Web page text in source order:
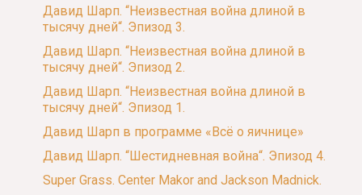
Давид Шарп. “Неизвестная война длиной в
тысячу дней“. Эпизод 3.
Давид Шарп. “Неизвестная война длиной в
тысячу дней“. Эпизод 2.
Давид Шарп. “Неизвестная война длиной в
тысячу дней“. Эпизод 1.
Давид Шарп в программе «Всё о яичнице»
Давид Шарп. “Шестидневная война“. Эпизод 4.
Super Grass. Center Makor and Jackson Madnick.